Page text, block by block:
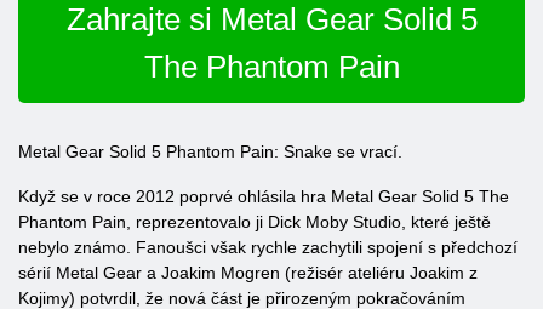
Zahrajte si Metal Gear Solid 5
The Phantom Pain
Metal Gear Solid 5 Phantom Pain: Snake se vrací.
Když se v roce 2012 poprvé ohlásila hra Metal Gear Solid 5 The
Phantom Pain, reprezentovalo ji Dick Moby Studio, které ještě
nebylo známo. Fanoušci však rychle zachytili spojení s předchozí
sérií Metal Gear a Joakim Mogren (režisér ateliéru Joakim z
Kojimy) potvrdil, že nová část je přirozeným pokračováním